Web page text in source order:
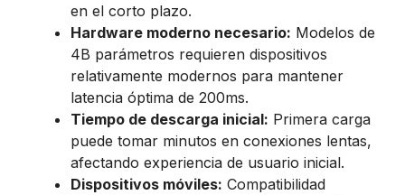
en el corto plazo.
Hardware moderno necesario: Modelos de
4B parámetros requieren dispositivos
relativamente modernos para mantener
latencia óptima de 200ms.
Tiempo de descarga inicial: Primera carga
puede tomar minutos en conexiones lentas,
afectando experiencia de usuario inicial.
Dispositivos móviles: Compatibilidad